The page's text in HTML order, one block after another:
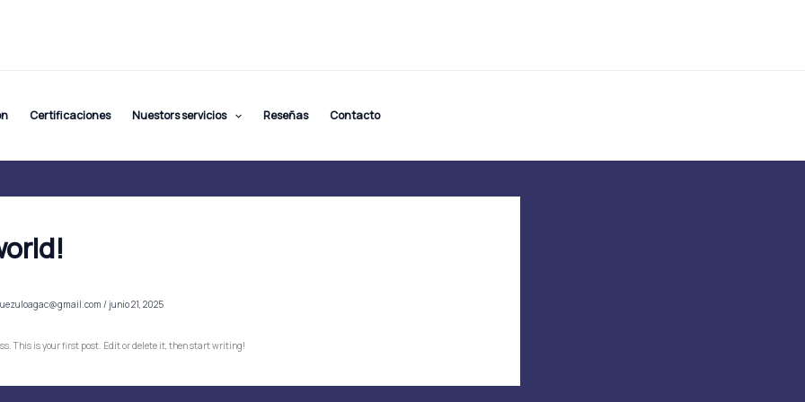
Certificaciones Nuestors servicios Reseñas Contacto
/ junio 21, 2025
This is your first post. Edit or delete it, then start writing!